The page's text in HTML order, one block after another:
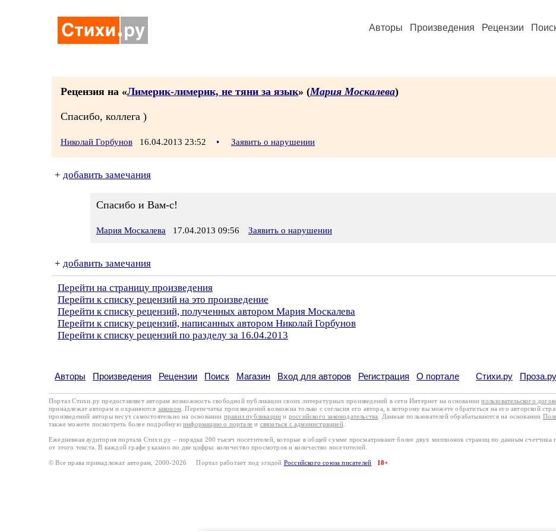
Авторы Произведения Рецензии
Рецензия на «Лимерик-лимерик, не тяни за язык» (Мария Москалева)
Спасибо, коллега )
Николай Горбунов 16.04.2013 23:52 • Заявить о нарушении
+ добавить замечания
Спасибо и Вам-с!
Мария Москалева 17.04.2013 09:56 Заявить о нарушении
+ добавить замечания
Перейти на страницу произведения
Перейти к списку рецензий на это произведение
Перейти к списку рецензий, полученных автором Мария Москалева
Перейти к списку рецензий, написанных автором Николай Горбунов
Перейти к списку рецензий по разделу за 16.04.2013
Авторы Произведения Рецензии Поиск Магазин Вход для авторов Регистрация О портале Стихи.ру Проза.ру
Портал Стихи.ру предоставляет авторам возможность свободной публикации своих литературных произведений в сети Интернет на основаниипользовательского
принадлежат авторам и охраняются законом . Перепечатка произведений возможна только с согласия его автора, к которому вы можете обратиться на его авторской
произведений авторы несут самостоятельно на основании правил публикации и российского законодательства . Данные пользователей обрабатываются на основании
также можете посмотреть более подробную информацию о портале и связаться с администрацией.
Ежедневная аудитория портала Стихи.ру – порядка 200 тысяч посетителей, которые в общей сумме просматривают более двух миллионов страниц по данным счетчика
от этого текста. В каждой графе указано по две цифры: количество просмотров и количество посетителей.
© Все права принадлежат авторам, 2000-2026 Портал работает под эгидой Российского союза писателей 18+